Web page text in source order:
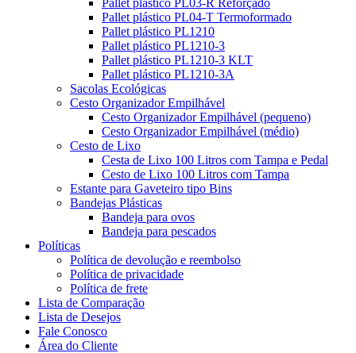
Pallet plástico PL03-R Reforçado
Pallet plástico PL04-T Termoformado
Pallet plástico PL1210
Pallet plástico PL1210-3
Pallet plástico PL1210-3 KLT
Pallet plástico PL1210-3A
Sacolas Ecológicas
Cesto Organizador Empilhável
Cesto Organizador Empilhável (pequeno)
Cesto Organizador Empilhável (médio)
Cesto de Lixo
Cesta de Lixo 100 Litros com Tampa e Pedal
Cesto de Lixo 100 Litros com Tampa
Estante para Gaveteiro tipo Bins
Bandejas Plásticas
Bandeja para ovos
Bandeja para pescados
Políticas
Política de devolução e reembolso
Política de privacidade
Política de frete
Lista de Comparação
Lista de Desejos
Fale Conosco
Área do Cliente